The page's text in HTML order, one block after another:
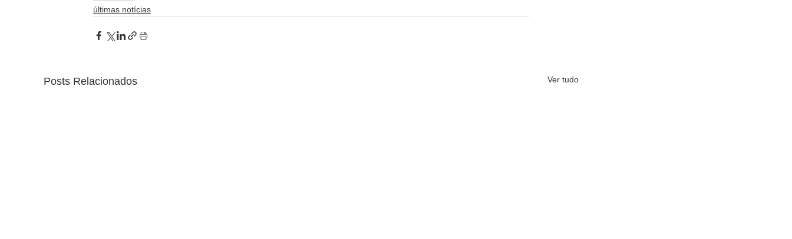
últimas notícias
Posts Relacionados Ver tudo